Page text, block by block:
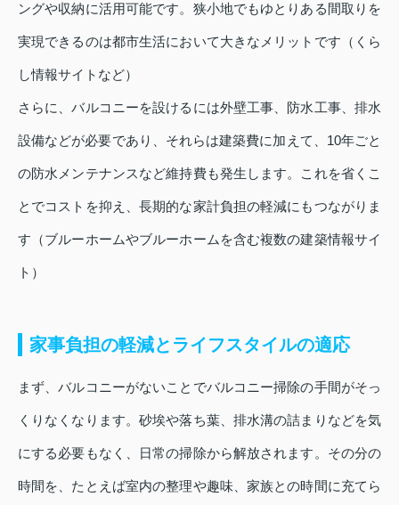
ングや収納に活用可能です。狭小地でもゆとりある間取りを
実現できるのは都市生活において大きなメリットです（くら
し情報サイトなど）
さらに、バルコニーを設けるには外壁工事、防水工事、排水
設備などが必要であり、それらは建築費に加えて、10年ごと
の防水メンテナンスなど維持費も発生します。これを省くこ
とでコストを抑え、長期的な家計負担の軽減にもつながりま
す（ブルーホームやブルーホームを含む複数の建築情報サイ
ト）
家事負担の軽減とライフスタイルの適応
まず、バルコニーがないことでバルコニー掃除の手間がそっ
くりなくなります。砂埃や落ち葉、排水溝の詰まりなどを気
にする必要もなく、日常の掃除から解放されます。その分の
時間を、たとえば室内の整理や趣味、家族との時間に充てら